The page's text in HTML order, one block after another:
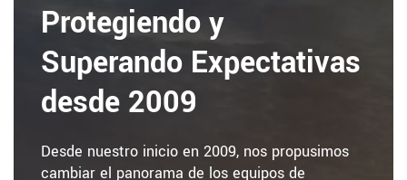
Protegiendo y
Superando Expectativas
desde 2009
Desde nuestro inicio en 2009, nos propusimos
cambiar el panorama de los equipos de